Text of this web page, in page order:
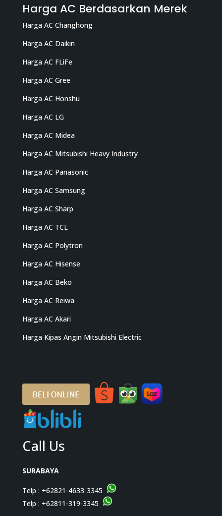
Harga AC Berdasarkan Merek
Harga AC Changhong
Harga AC Daikin
Harga AC FLiFe
Harga AC Gree
Harga AC Honshu
Harga AC LG
Harga AC Midea
Harga AC Mitsubishi Heavy Industry
Harga AC Panasonic
Harga AC Samsung
Harga AC Sharp
Harga AC TCL
Harga AC Polytron
Harga AC Hisense
Harga AC Beko
Harga AC Reiwa
Harga AC Akari
Harga Kipas Angin Mitsubishi Electric
Call Us
SURABAYA
Telp : +62821-4633-3345
Telp : +62811-319-3345